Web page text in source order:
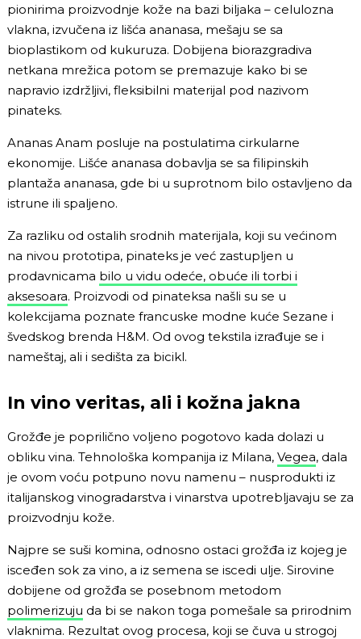
pionirima proizvodnje kože na bazi biljaka – celulozna
vlakna, izvučena iz lišća ananasa, mešaju se sa
bioplastikom od kukuruza. Dobijena biorazgradiva
netkana mrežica potom se premazuje kako bi se
napravio izdržljivi, fleksibilni materijal pod nazivom
pinateks.
Ananas Anam posluje na postulatima cirkularne
ekonomije. Lišće ananasa dobavlja se sa filipinskih
plantaža ananasa, gde bi u suprotnom bilo ostavljeno da
istrune ili spaljeno.
Za razliku od ostalih srodnih materijala, koji su većinom
na nivou prototipa, pinateks je već zastupljen u
prodavnicama bilo u vidu odeće, obuće ili torbi i
aksesoara. Proizvodi od pinateksa našli su se u
kolekcijama poznate francuske modne kuće Sezane i
švedskog brenda H&M. Od ovog tekstila izrađuje se i
nameštaj, ali i sedišta za bicikl.
In vino veritas, ali i kožna jakna
Grožđe je poprilično voljeno pogotovo kada dolazi u
obliku vina. Tehnološka kompanija iz Milana, Vegea, dala
je ovom voću potpuno novu namenu – nusprodukti iz
italijanskog vinogradarstva i vinarstva upotrebljavaju se za
proizvodnju kože.
Najpre se suši komina, odnosno ostaci grožđa iz kojeg je
isceđen sok za vino, a iz semena se iscedi ulje. Sirovine
dobijene od grožđa se posebnom metodom
polimerizuju da bi se nakon toga pomešale sa prirodnim
vlaknima. Rezultat ovog procesa, koji se čuva u strogoj